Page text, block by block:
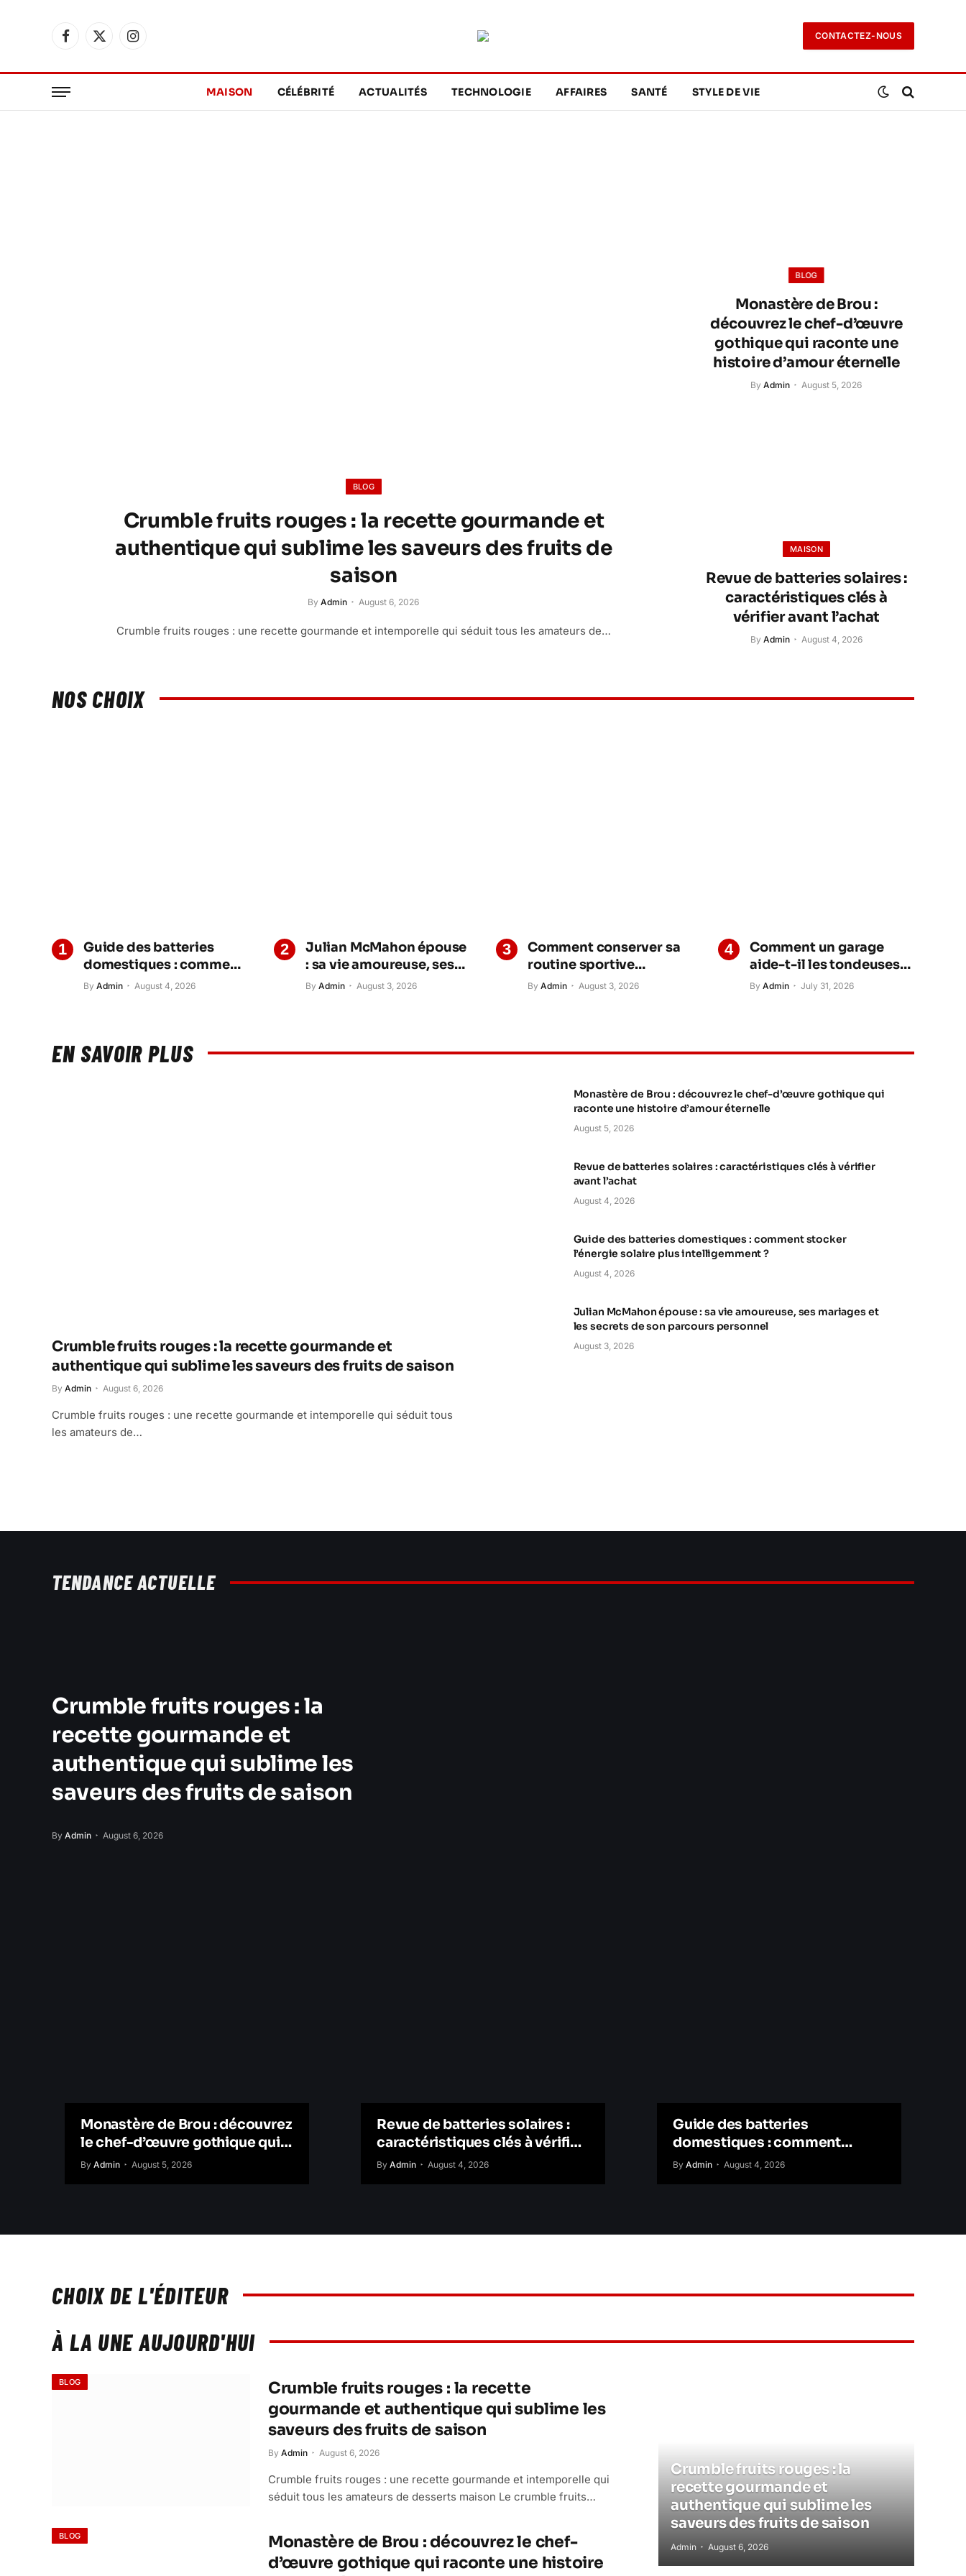
Facebook
X
Instagram
CONTACTEZ-NOUS
MAISON CÉLÉBRITÉ ACTUALITÉS TECHNOLOGIE AFFAIRES SANTÉ STYLE DE VIE
BLOG
Crumble fruits rouges : la recette gourmande et
authentique qui sublime les saveurs des fruits de
saison
By Admin August 6, 2026
Crumble fruits rouges : une recette gourmande et intemporelle qui séduit tous les amateurs de…
BLOG
Monastère de Brou :
découvrez le chef-d’œuvre
gothique qui raconte une
histoire d’amour éternelle
By Admin August 5, 2026
MAISON
Revue de batteries solaires :
caractéristiques clés à
vérifier avant l’achat
By Admin August 4, 2026
NOS CHOIX
Guide des batteries
domestiques : comment
stocker l’énergie solaire
By Admin August 4, 2026
Julian McMahon épouse
: sa vie amoureuse, ses
mariages et les secrets
By Admin August 3, 2026
Comment conserver sa
routine sportive
pendant les vacances
By Admin August 3, 2026
Comment un garage
aide-t-il les tondeuses
robotisées à durer plus
By Admin July 31, 2026
EN SAVOIR PLUS
Crumble fruits rouges : la recette gourmande et
authentique qui sublime les saveurs des fruits de saison
By Admin August 6, 2026
Crumble fruits rouges : une recette gourmande et intemporelle qui séduit tous
les amateurs de…
Monastère de Brou : découvrez le chef-d’œuvre gothique qui
raconte une histoire d’amour éternelle
August 5, 2026
Revue de batteries solaires : caractéristiques clés à vérifier
avant l’achat
August 4, 2026
Guide des batteries domestiques : comment stocker
l’énergie solaire plus intelligemment ?
August 4, 2026
Julian McMahon épouse : sa vie amoureuse, ses mariages et
les secrets de son parcours personnel
August 3, 2026
TENDANCE ACTUELLE
Crumble fruits rouges : la
recette gourmande et
authentique qui sublime les
saveurs des fruits de saison
By Admin August 6, 2026
Monastère de Brou : découvrez
le chef-d’œuvre gothique qui
raconte une histoire d’amour
By Admin August 5, 2026
Revue de batteries solaires :
caractéristiques clés à vérifier
avant l’achat
By Admin August 4, 2026
Guide des batteries
domestiques : comment
stocker l’énergie solaire plus
By Admin August 4, 2026
CHOIX DE L'ÉDITEUR
À LA UNE AUJOURD'HUI
BLOG
Crumble fruits rouges : la recette
gourmande et authentique qui sublime les
saveurs des fruits de saison
By Admin August 6, 2026
Crumble fruits rouges : une recette gourmande et intemporelle qui
séduit tous les amateurs de desserts maison Le crumble fruits…
BLOG
Monastère de Brou : découvrez le chef-
d’œuvre gothique qui raconte une histoire
Crumble fruits rouges : la
recette gourmande et
authentique qui sublime les
saveurs des fruits de saison
Admin August 6, 2026